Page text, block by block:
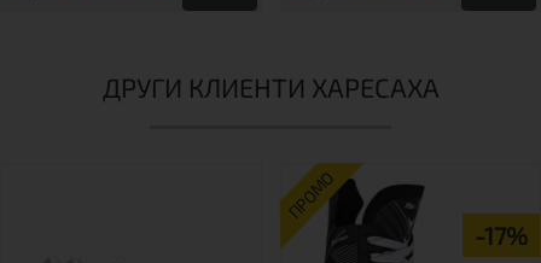
ДРУГИ КЛИЕНТИ ХАРЕСАХА
ПРОМО
-17%